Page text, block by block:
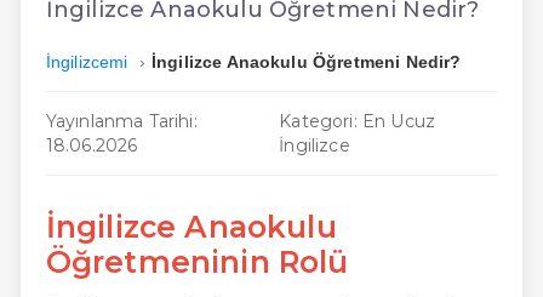
En Uygun İngilizce
İngilizce Anaokulu Öğretmeni Nedir?
İngilizcemi İngilizce Anaokulu Öğretmeni Nedir?
Yayınlanma Tarihi:
18.06.2026
Kategori: En Ucuz
İngilizce
İngilizce Anaokulu
Öğretmeninin Rolü